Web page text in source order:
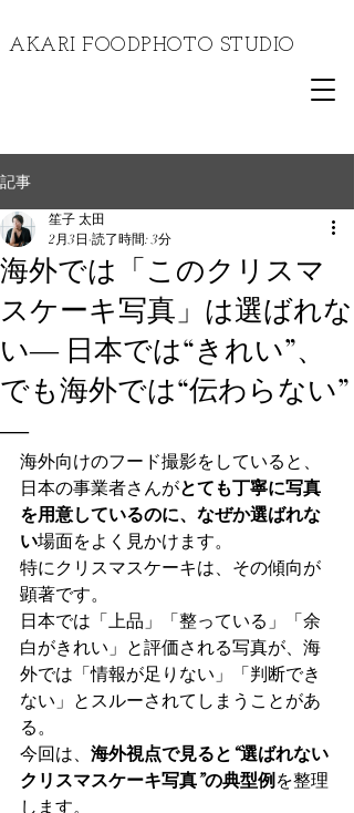
​AKARI FOODPHOTO STUDIO
記事
海外では「このクリスマ
スケーキ写真」は選ばれな
い― 日本では“きれい”、
でも海外では“伝わらない”
―
笙子 太田
2月3日 読了時間: 3分
海外向けのフード撮影をしていると、
日本の事業者さんがとても丁寧に写真
を用意しているのに、なぜか選ばれな
い場面をよく見かけます。
特にクリスマスケーキは、その傾向が
顕著です。
日本では「上品」「整っている」「余
白がきれい」と評価される写真が、海
外では「情報が足りない」「判断でき
ない」とスルーされてしまうことがあ
る。
今回は、 海外視点で見ると“選ばれない
クリスマスケーキ写真”の典型例を整理
します。